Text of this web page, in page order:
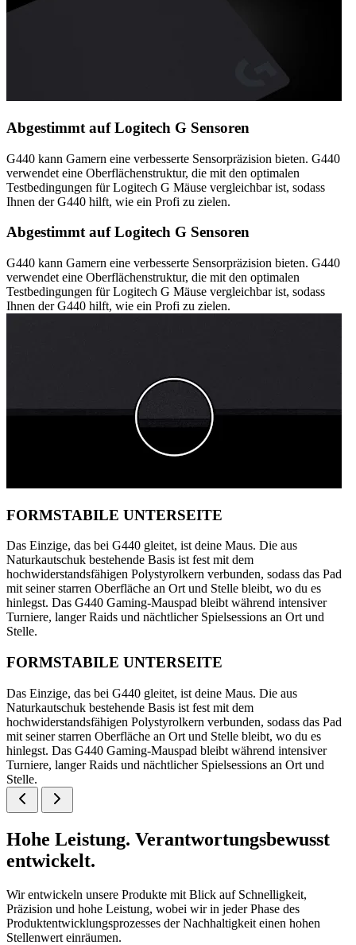
Abgestimmt auf Logitech G Sensoren
G440 kann Gamern eine verbesserte Sensorpräzision bieten. G440
verwendet eine Oberflächenstruktur, die mit den optimalen
Testbedingungen für Logitech G Mäuse vergleichbar ist, sodass
Ihnen der G440 hilft, wie ein Profi zu zielen.
Abgestimmt auf Logitech G Sensoren
G440 kann Gamern eine verbesserte Sensorpräzision bieten. G440
verwendet eine Oberflächenstruktur, die mit den optimalen
Testbedingungen für Logitech G Mäuse vergleichbar ist, sodass
Ihnen der G440 hilft, wie ein Profi zu zielen.
FORMSTABILE UNTERSEITE
Das Einzige, das bei G440 gleitet, ist deine Maus. Die aus
Naturkautschuk bestehende Basis ist fest mit dem
hochwiderstandsfähigen Polystyrolkern verbunden, sodass das Pad
mit seiner starren Oberfläche an Ort und Stelle bleibt, wo du es
hinlegst. Das G440 Gaming-Mauspad bleibt während intensiver
Turniere, langer Raids und nächtlicher Spielsessions an Ort und
Stelle.
FORMSTABILE UNTERSEITE
Das Einzige, das bei G440 gleitet, ist deine Maus. Die aus
Naturkautschuk bestehende Basis ist fest mit dem
hochwiderstandsfähigen Polystyrolkern verbunden, sodass das Pad
mit seiner starren Oberfläche an Ort und Stelle bleibt, wo du es
hinlegst. Das G440 Gaming-Mauspad bleibt während intensiver
Turniere, langer Raids und nächtlicher Spielsessions an Ort und
Stelle.
Hohe Leistung. Verantwortungsbewusst
entwickelt.
Wir entwickeln unsere Produkte mit Blick auf Schnelligkeit,
Präzision und hohe Leistung, wobei wir in jeder Phase des
Produktentwicklungsprozesses der Nachhaltigkeit einen hohen
Stellenwert einräumen.